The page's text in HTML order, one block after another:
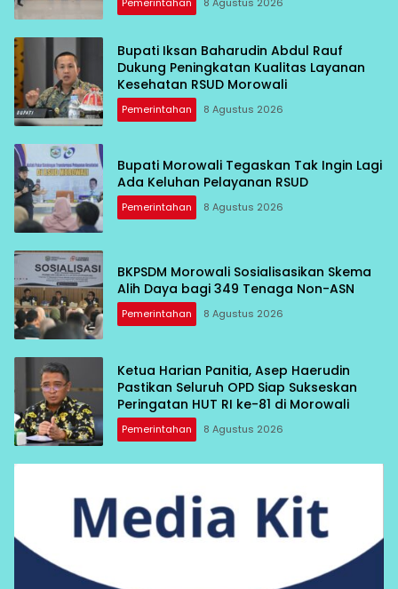
Bupati Iksan Baharudin Abdul Rauf
Dukung Peningkatan Kualitas Layanan
Kesehatan RSUD Morowali
Pemerintahan 8 Agustus 2026
Bupati Morowali Tegaskan Tak Ingin Lagi
Ada Keluhan Pelayanan RSUD
Pemerintahan 8 Agustus 2026
BKPSDM Morowali Sosialisasikan Skema
Alih Daya bagi 349 Tenaga Non-ASN
Pemerintahan 8 Agustus 2026
Ketua Harian Panitia, Asep Haerudin
Pastikan Seluruh OPD Siap Sukseskan
Peringatan HUT RI ke-81 di Morowali
Pemerintahan 8 Agustus 2026